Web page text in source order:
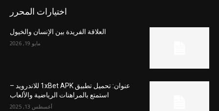
اختيارات المحرر
العلاقة الفريدة بين الإنسان والخيول
مايو 19, 2026
عنوان: تحميل تطبيق 1xBet APK للاندرويد –
استمتع بالمراهنات الرياضية والألعاب
أغسطس 13, 2025